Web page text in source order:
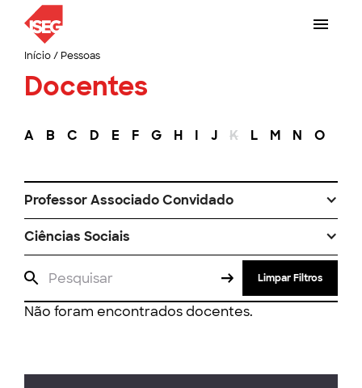
Início/ Pessoas
Docentes
A B C D E F G H I J K L M N O
Professor Associado Convidado
Ciências Sociais
Limpar Filtros
Não foram encontrados docentes.